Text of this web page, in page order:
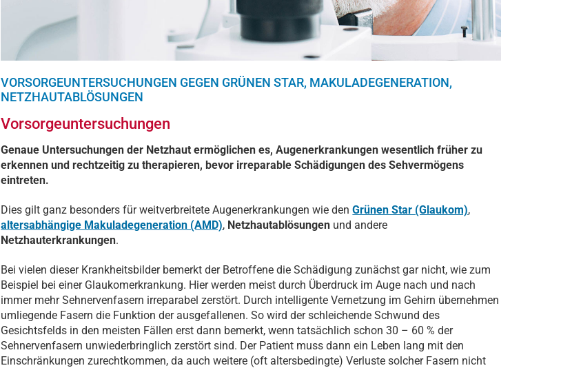
VORSORGEUNTERSUCHUNGEN GEGEN GRÜNEN STAR, MAKULADEGENERATION,
NETZHAUTABLÖSUNGEN
Vorsorgeuntersuchungen
Genaue Untersuchungen der Netzhaut ermöglichen es, Augenerkrankungen wesentlich früher zu
erkennen und rechtzeitig zu therapieren, bevor irreparable Schädigungen des Sehvermögens
eintreten.
Dies gilt ganz besonders für weitverbreitete Augenerkrankungen wie denGrünen Star (Glaukom),
altersabhängige Makuladegeneration (AMD), Netzhautablösungen und andere
Netzhauterkrankungen.
Bei vielen dieser Krankheitsbilder bemerkt der Betroffene die Schädigung zunächst gar nicht, wie zum
Beispiel bei einer Glaukomerkrankung. Hier werden meist durch Überdruck im Auge nach und nach
immer mehr Sehnervenfasern irreparabel zerstört. Durch intelligente Vernetzung im Gehirn übernehmen
umliegende Fasern die Funktion der ausgefallenen. So wird der schleichende Schwund des
Gesichtsfelds in den meisten Fällen erst dann bemerkt, wenn tatsächlich schon 30 – 60 % der
Sehnervenfasern unwiederbringlich zerstört sind. Der Patient muss dann ein Leben lang mit den
Einschränkungen zurechtkommen, da auch weitere (oft altersbedingte) Verluste solcher Fasern nicht